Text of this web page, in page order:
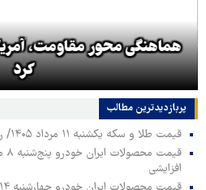
هماهنگی محور مقاومت،
کرد
پربازدیدترین‌ مطالب
قیمت طلا و سکه یکشنبه ۱۱ مرداد ۱۴۰۵/ ریزش سنگین سکه امامی
افزایشی